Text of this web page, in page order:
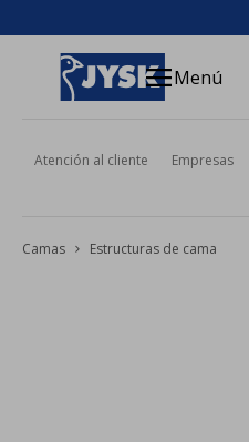
menuMenú
Atención al cliente Empresas
Camas Estructuras de cama
close